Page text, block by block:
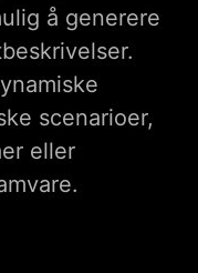
å generere
scenarioer,
eller